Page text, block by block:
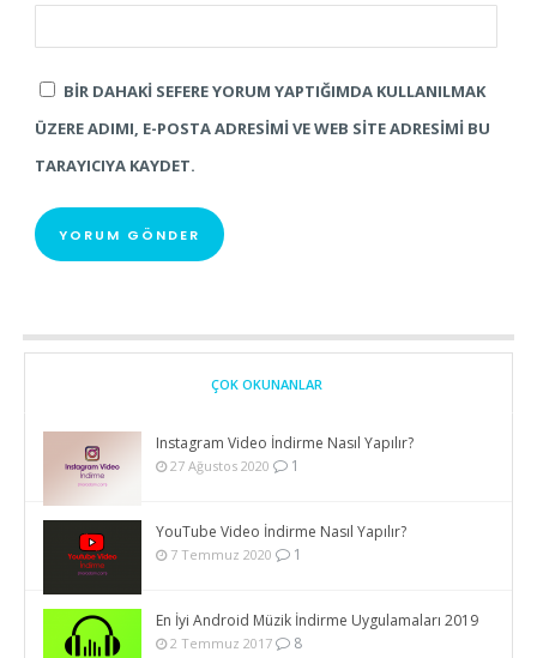
BIR DAHAKI SEFERE YORUM YAPTIĞIMDA KULLANILMAK
ÜZERE ADIMI, E-POSTA ADRESIMI VE WEB SITE ADRESIMI BU
TARAYICIYA KAYDET.
ÇOK OKUNANLAR
Instagram Video İndirme Nasıl Yapılır?
27 Ağustos 2020 1
YouTube Video İndirme Nasıl Yapılır?
7 Temmuz 2020 1
En İyi Android Müzik İndirme Uygulamaları 2019
2 Temmuz 2017 8